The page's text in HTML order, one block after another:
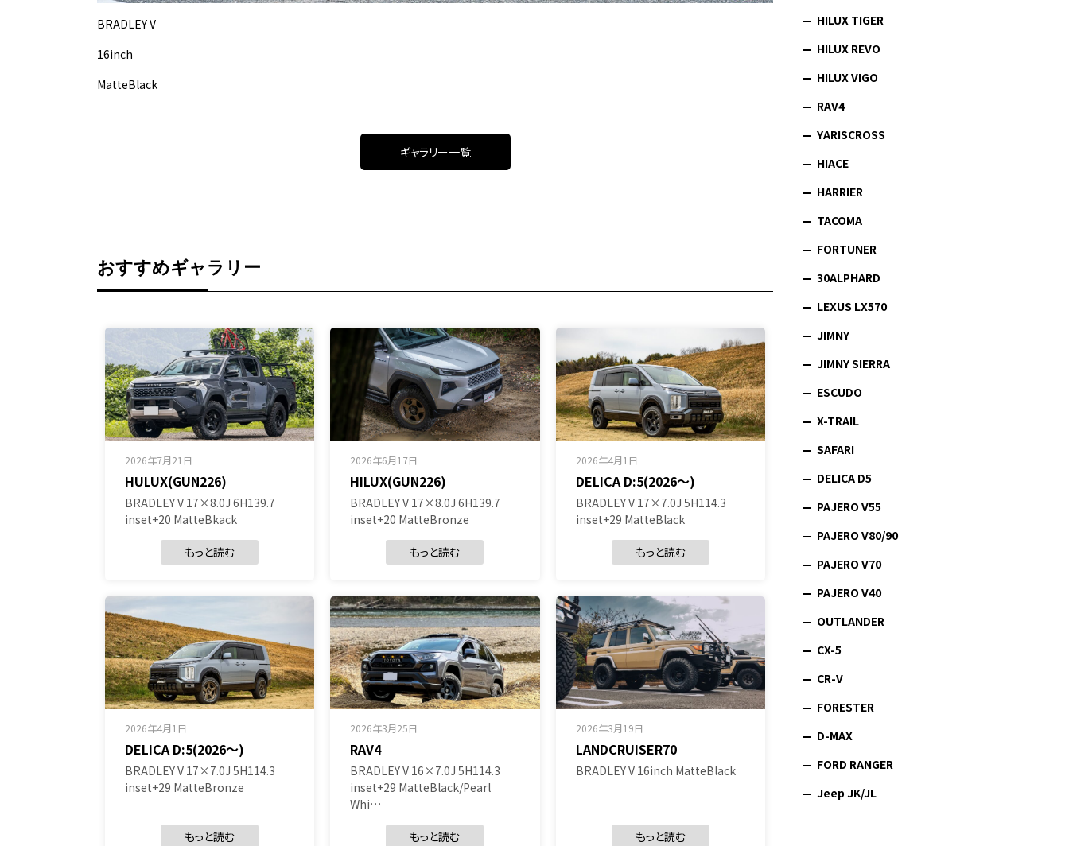
BRADLEY V
16inch
MatteBlack
ギャラリー一覧
おすすめギャラリー
2026年7月21日
HULUX(GUN226)
BRADLEY V 17×8.0J 6H139.7
inset+20 MatteBkack
もっと読む
2026年6月17日
HILUX(GUN226)
BRADLEY V 17×8.0J 6H139.7
inset+20 MatteBronze
もっと読む
2026年4月1日
DELICA D:5(2026～)
BRADLEY V 17×7.0J 5H114.3
inset+29 MatteBlack
もっと読む
2026年4月1日
DELICA D:5(2026～)
BRADLEY V 17×7.0J 5H114.3
inset+29 MatteBronze
もっと読む
2026年3月25日
RAV4
BRADLEY V 16×7.0J 5H114.3
inset+29 MatteBlack/Pearl
Whi…
もっと読む
2026年3月19日
LANDCRUISER70
BRADLEY V 16inch MatteBlack
もっと読む
HILUX TIGER
HILUX REVO
HILUX VIGO
RAV4
YARISCROSS
HIACE
HARRIER
TACOMA
FORTUNER
30ALPHARD
LEXUS LX570
JIMNY
JIMNY SIERRA
ESCUDO
X-TRAIL
SAFARI
DELICA D5
PAJERO V55
PAJERO V80/90
PAJERO V70
PAJERO V40
OUTLANDER
CX-5
CR-V
FORESTER
D-MAX
FORD RANGER
Jeep JK/JL